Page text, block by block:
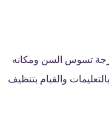
تسوس السن ومكانه
والقيام بتنظيف